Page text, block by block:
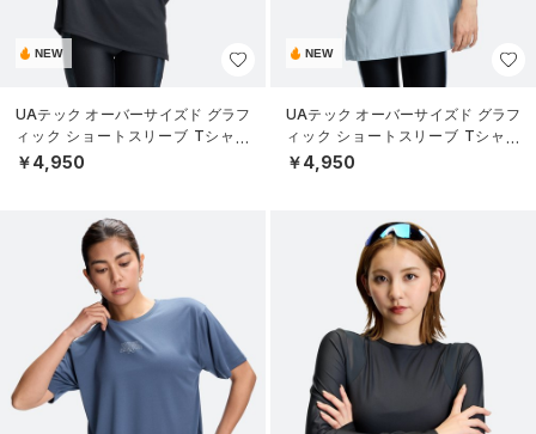
NEW
UAテック オーバーサイズド グラフ
ィック ショートスリーブ Tシャツ
（トレーニング/WOMEN）
￥4,950
NEW
UAテック オーバーサイズド グラフ
ィック ショートスリーブ Tシャツ
（トレーニング/WOMEN）
￥4,950